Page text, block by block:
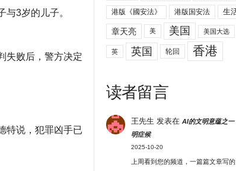
3岁的儿子。
失败后，警方决定
特说，犯罪凶手已
港版《國安法》 港版国安法 生
章天亮 美 美国 美国大选
英 英国 轮回 香港
读者留言
王先生 发表在 AI的文明意蕴之一
明症候
2025-10-20
上周看到您的频道，一篇篇文章写